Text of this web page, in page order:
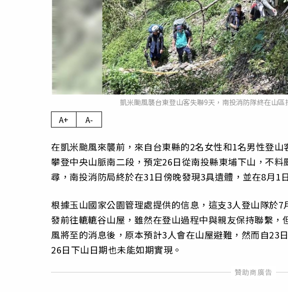
凱米颱風襲台東登山客失聯9天，南投消防隊終在山區
A+ A-
在凱米颱風來襲前，來自台東縣的2名女性和1名男性登
攀登中央山脈南二段，預定26日從南投縣東埔下山，不
尋，南投消防局終於在31日傍晚發現3具遺體，並在8月1
根據玉山國家公園管理處提供的信息，這支3人登山隊於
發前往轆轆谷山屋，雖然在登山過程中與親友保持聯繫
風將至的消息後，原本預計3人會在山屋避難，然而自23
26日下山日期也未能如期實現。